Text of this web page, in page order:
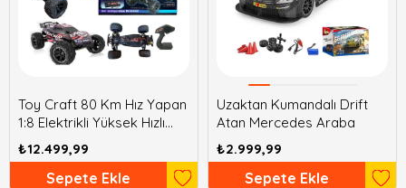
Toy Craft 80 Km Hız Yapan
1:8 Elektrikli Yüksek Hızlı
Arazi Aracı
₺12.499,99
Sepete Ekle
Uzaktan Kumandalı Drift
Atan Mercedes Araba
₺2.999,99
Sepete Ekle